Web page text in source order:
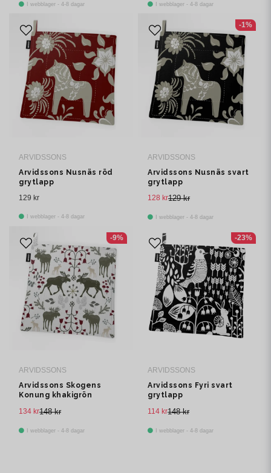
I webblager - 4-8 dagar I webblager - 4-8 dagar
ARVIDSSONS
Arvidssons Nusnäs röd
grytlapp
129 kr
I webblager - 4-8 dagar
ARVIDSSONS
Arvidssons Nusnäs svart
grytlapp
129 kr
128 kr
I webblager - 4-8 dagar
-1%
ARVIDSSONS
Arvidssons Skogens
Konung khakigrön
148 kr
134 kr
I webblager - 4-8 dagar
-9%
ARVIDSSONS
Arvidssons Fyri svart
grytlapp
148 kr
114 kr
I webblager - 4-8 dagar
-23%